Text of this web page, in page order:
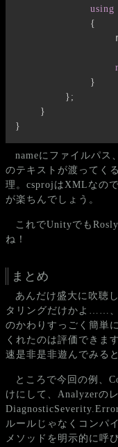
using
{
}
} ;
}
}
nameにファイルパス
のテキストが渡ってく
理。csprojはXMLなの
が楽ちんでしょう。
これでUnityでも
ね！
まとめ
あんだけ盛大に吹聴
タリングだけかよ……
のかわりすっごく簡単
くれたのは評価できま
速是非是非遊んでみる
ところで今回の例、
けにして、Analyzerの
ルールじゃなくコンパ
メソッドを明示的に呼